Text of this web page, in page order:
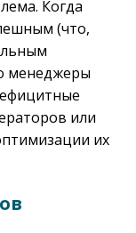
Когда
(что,
менеджеры
или
их